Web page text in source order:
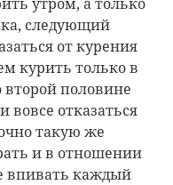
следующий
от курения
курить только в
второй половине
вовсе отказаться
такую же
и в отношении
впивать каждый